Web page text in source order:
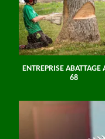
ENTREPRISE ABATTAGE
68